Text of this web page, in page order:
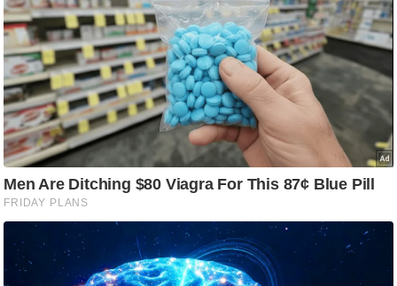
ला
इ
फ
स्टा
इ
ल
टे
क्नॉ
लॉ
जी
ब्यू
टी